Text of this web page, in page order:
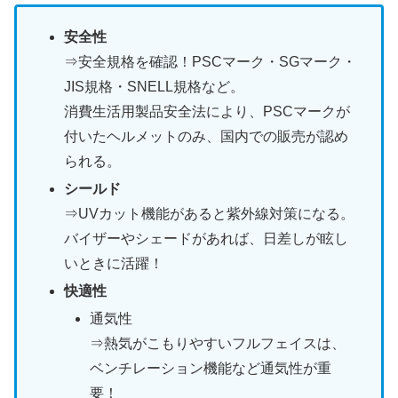
安全性
⇒安全規格を確認！PSCマーク・SGマーク・
JIS規格・SNELL規格など。
消費生活用製品安全法により、PSCマークが
付いたヘルメットのみ、国内での販売が認め
られる。
シールド
⇒UVカット機能があると紫外線対策になる。
バイザーやシェードがあれば、日差しが眩し
いときに活躍！
快適性
通気性
⇒熱気がこもりやすいフルフェイスは、
ベンチレーション機能など通気性が重
要！